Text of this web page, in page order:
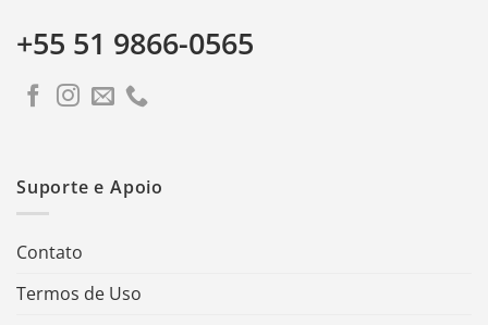
+55 51 9866-0565
Suporte e Apoio
Contato
Termos de Uso